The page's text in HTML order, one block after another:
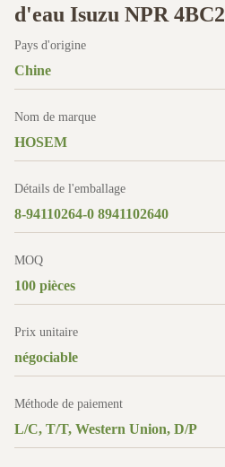
d'eau Isuzu NPR 4BC2
Pays d'origine
Chine
Nom de marque
HOSEM
Détails de l'emballage
8-94110264-0 8941102640
MOQ
100 pièces
Prix unitaire
négociable
Méthode de paiement
L/C, T/T, Western Union, D/P